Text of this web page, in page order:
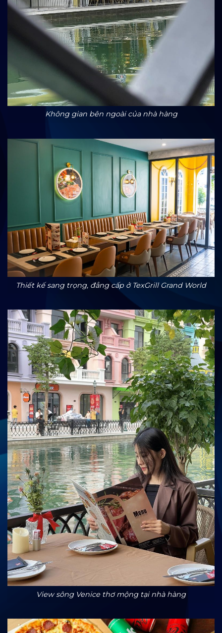
Không gian bên ngoài của nhà hàng
Thiết kế sang trọng, đẳng cấp ở TexGrill Grand World
View sông Venice thơ mộng tại nhà hàng